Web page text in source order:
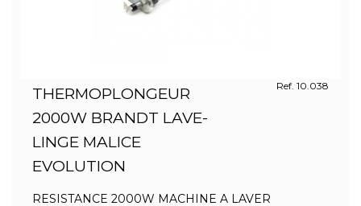
THERMOPLONGEUR
2000W BRANDT LAVE-
LINGE MALICE
EVOLUTION
Ref. 10.038
RESISTANCE 2000W MACHINE A LAVER